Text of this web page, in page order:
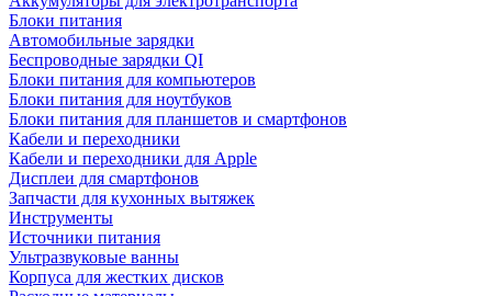
Блоки питания
Автомобильные зарядки
Беспроводные зарядки QI
Блоки питания для компьютеров
Блоки питания для ноутбуков
Блоки питания для планшетов и смартфонов
Кабели и переходники
Кабели и переходники для Apple
Дисплеи для смартфонов
Запчасти для кухонных вытяжек
Инструменты
Источники питания
Ультразвуковые ванны
Корпуса для жестких дисков